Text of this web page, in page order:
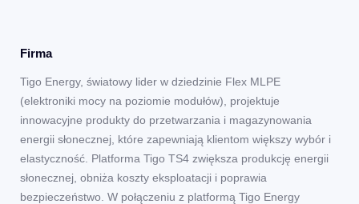
Firma
Tigo Energy, światowy lider w dziedzinie Flex MLPE
(elektroniki mocy na poziomie modułów), projektuje
innowacyjne produkty do przetwarzania i magazynowania
energii słonecznej, które zapewniają klientom większy wybór i
elastyczność. Platforma Tigo TS4 zwiększa produkcję energii
słonecznej, obniża koszty eksploatacji i poprawia
bezpieczeństwo. W połączeniu z platformą Tigo Energy